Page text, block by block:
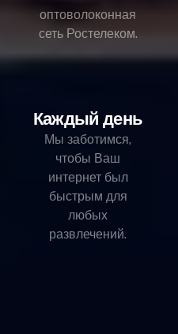
оптоволоконная
сеть Ростелеком.
Каждый день
Мы заботимся,
чтобы Ваш
интернет был
быстрым для
любых
развлечений.